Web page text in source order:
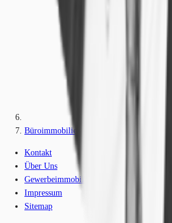
Büroimmobilie - Kleinmachnow - B1553
Kontakt
Über Uns
Gewerbeimmobilien-Lexikon
Impressum
Sitemap